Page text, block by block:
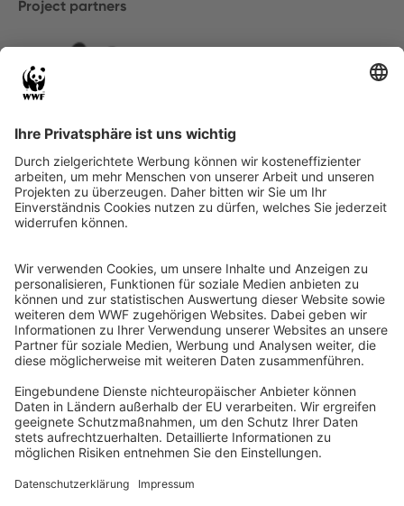
Project partners
© Food Impacts Legal notice
InstagramFacebookXLinkedIn